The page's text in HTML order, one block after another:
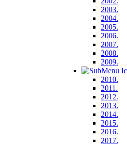
2003.
2004.
2005.
2006.
2007.
2008.
2009.
2010.
2011.
2012.
2013.
2014.
2015.
2016.
2017.